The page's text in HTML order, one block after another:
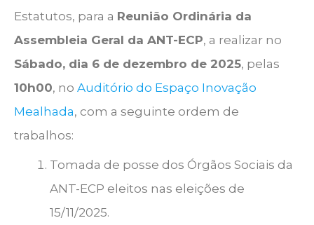
Estatutos, para a Reunião Ordinária da
Assembleia Geral da ANT-ECP, a realizar no
Sábado, dia 6 de dezembro de 2025, pelas
10h00, no Auditório do Espaço Inovação
Mealhada, com a seguinte ordem de
trabalhos:
Tomada de posse dos Órgãos Sociais da
ANT-ECP eleitos nas eleições de
15/11/2025.